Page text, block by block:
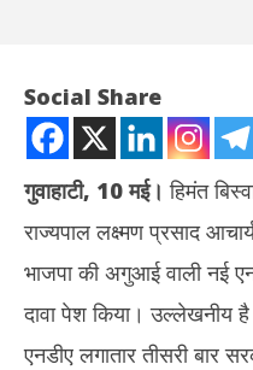
Social Share
गुवाहाटी, 10 मई। हिमंत
राज्यपाल लक्ष्मण प्रसाद
भाजपा की अगुआई वाली नई
दावा पेश किया। उल्लेखनीय है
एनडीए लगातार तीसरी बार